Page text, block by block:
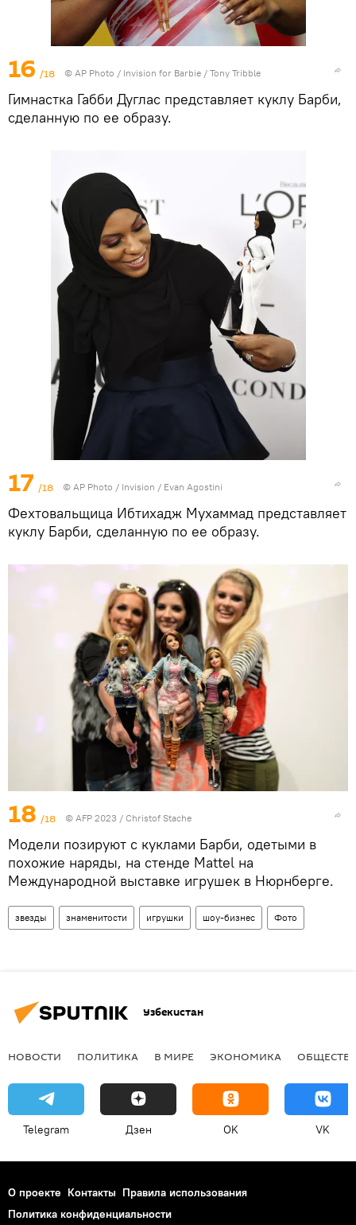
16 /18 © AP Photo / Invision for Barbie / Tony Tribble
Гимнастка Габби Дуглас представляет куклу Барби,
сделанную по ее образу.
17 /18 © AP Photo / Invision / Evan Agostini
Фехтовальщица Ибтихадж Мухаммад представляет
куклу Барби, сделанную по ее образу.
18 /18 © AFP 2023 / Christof Stache
Модели позируют с куклами Барби, одетыми в
похожие наряды, на стенде Mattel на
Международной выставке игрушек в Нюрнберге.
звезды знаменитости игрушки шоу-бизнес Фото
Узбекистан
НОВОСТИ ПОЛИТИКА В МИРЕ ЭКОНОМИКА
Telegram Дзен OK VK
О проекте Контакты Правила использования
Политика конфиденциальности